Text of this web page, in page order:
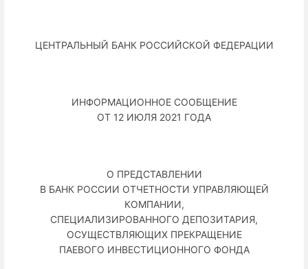
ЦЕНТРАЛЬНЫЙ БАНК РОССИЙСКОЙ ФЕДЕРАЦИИ
ИНФОРМАЦИОННОЕ СООБЩЕНИЕ
ОТ 12 ИЮЛЯ 2021 ГОДА
О ПРЕДСТАВЛЕНИИ
В БАНК РОССИИ ОТЧЕТНОСТИ УПРАВЛЯЮЩЕЙ
КОМПАНИИ,
СПЕЦИАЛИЗИРОВАННОГО ДЕПОЗИТАРИЯ,
ОСУЩЕСТВЛЯЮЩИХ ПРЕКРАЩЕНИЕ
ПАЕВОГО ИНВЕСТИЦИОННОГО ФОНДА